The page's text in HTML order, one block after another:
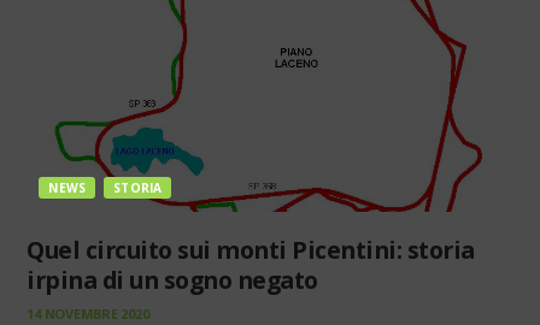
NEWS STORIA
Quel circuito sui monti Picentini: storia
irpina di un sogno negato
14 NOVEMBRE 2020